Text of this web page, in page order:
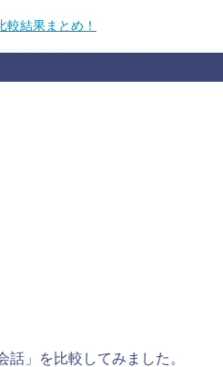
較結果まとめ！
話」を比較してみました。